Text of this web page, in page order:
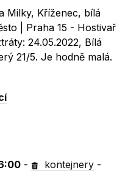
Milky, Kříženec, bílá
| Praha 15 - Hostivař
24.05.2022, Bílá
21/5. Je hodně malá.
- kontejnery -